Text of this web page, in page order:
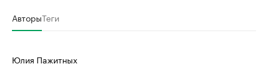
АвторыТеги
Юлия Пажитных